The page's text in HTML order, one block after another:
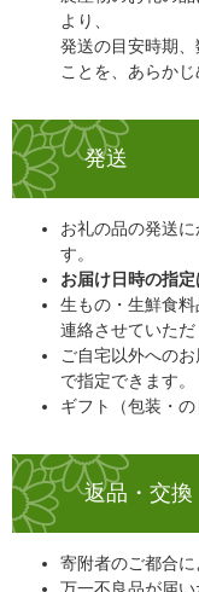
より、
発送の目安時期
ことを、あらかじ
発送
お礼の品の発送
す。
お届け日時の指定
生もの・生鮮食
連絡させていただ
ご自宅以外への
で指定できます。
ギフト（包装・の
返品・交換
寄附者のご都合に
万一不良品が届い